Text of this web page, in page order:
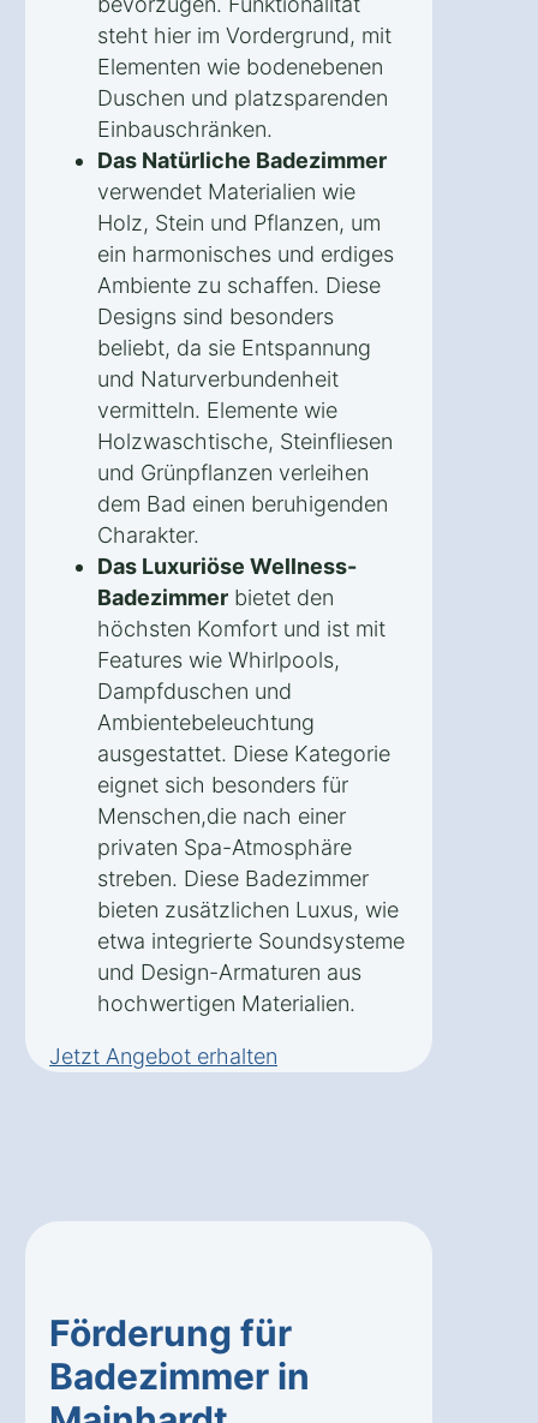
steht hier im Vordergrund, mit
Elementen wie bodenebenen
Duschen und platzsparenden
Einbauschränken.
Das Natürliche Badezimmer
verwendet Materialien wie
Holz, Stein und Pflanzen, um
ein harmonisches und erdiges
Ambiente zu schaffen. Diese
Designs sind besonders
beliebt, da sie Entspannung
und Naturverbundenheit
vermitteln. Elemente wie
Holzwaschtische, Steinfliesen
und Grünpflanzen verleihen
dem Bad einen beruhigenden
Charakter.
Das Luxuriöse Wellness-
Badezimmer bietet den
höchsten Komfort und ist mit
Features wie Whirlpools,
Dampfduschen und
Ambientebeleuchtung
ausgestattet. Diese Kategorie
eignet sich besonders für
Menschen,die nach einer
privaten Spa-Atmosphäre
streben. Diese Badezimmer
bieten zusätzlichen Luxus, wie
etwa integrierte Soundsysteme
und Design-Armaturen aus
hochwertigen Materialien.
Jetzt Angebot erhalten
Förderung für
Badezimmer in